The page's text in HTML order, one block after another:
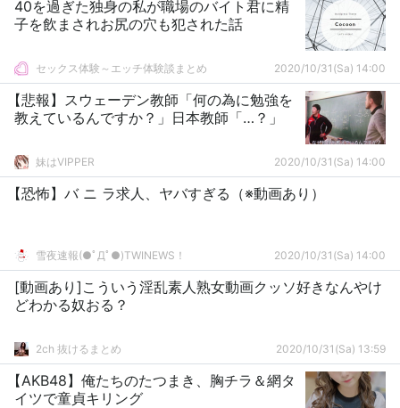
40を過ぎた独身の私が職場のバイト君に精
子を飲まされお尻の穴も犯された話
セックス体験～エッチ体験談まとめ 2020/10/31(Sa) 14:00
【悲報】スウェーデン教師「何の為に勉強を
教えているんですか？」日本教師「…？」
妹はVIPPER 2020/10/31(Sa) 14:00
【恐怖】バ ニ ラ求人、ヤバすぎる（※動画あり）
雪夜速報(●ﾟДﾟ●)TWINEWS！ 2020/10/31(Sa) 14:00
[動画あり]こういう淫乱素人熟女動画クッソ好きなんやけ
どわかる奴おる？
2ch 抜けるまとめ 2020/10/31(Sa) 13:59
【AKB48】俺たちのたつまき、胸チラ＆網タ
イツで童貞キリング